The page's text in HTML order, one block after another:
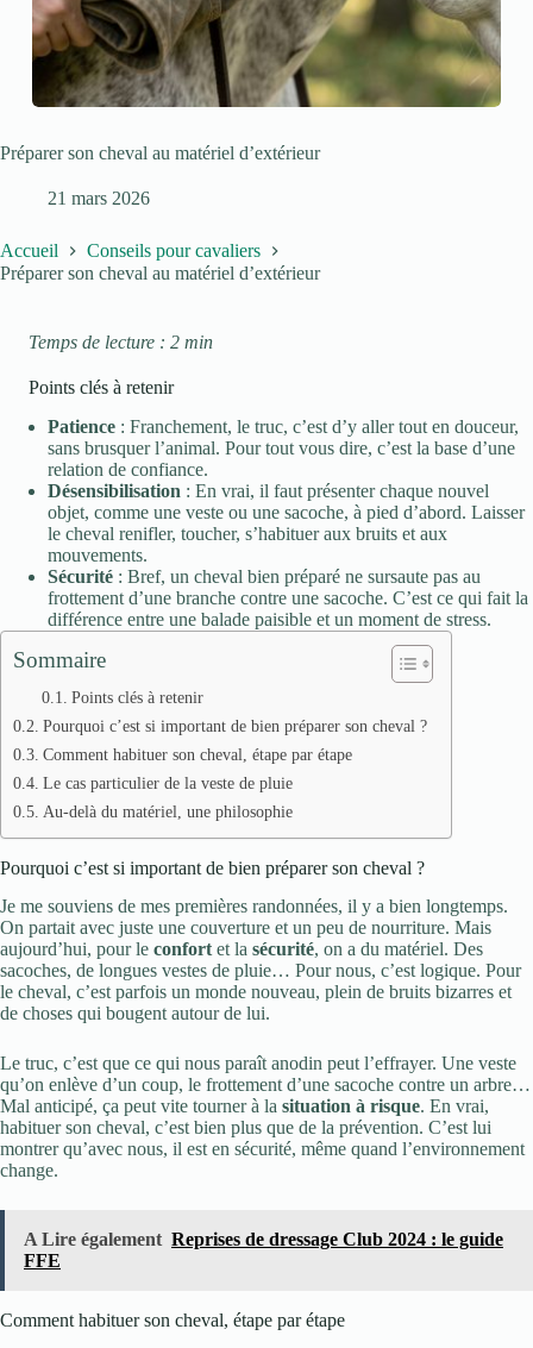
Préparer son cheval au matériel d’extérieur
21 mars 2026
Accueil
Conseils pour cavaliers
Préparer son cheval au matériel d’extérieur
Temps de lecture : 2 min
Points clés à retenir
Patience : Franchement, le truc, c’est d’y aller tout en douceur,
sans brusquer l’animal. Pour tout vous dire, c’est la base d’une
relation de confiance.
Désensibilisation : En vrai, il faut présenter chaque nouvel
objet, comme une veste ou une sacoche, à pied d’abord. Laisser
le cheval renifler, toucher, s’habituer aux bruits et aux
mouvements.
Sécurité : Bref, un cheval bien préparé ne sursaute pas au
frottement d’une branche contre une sacoche. C’est ce qui fait la
différence entre une balade paisible et un moment de stress.
Sommaire
Points clés à retenir
Pourquoi c’est si important de bien préparer son cheval ?
Comment habituer son cheval, étape par étape
Le cas particulier de la veste de pluie
Au-delà du matériel, une philosophie
Pourquoi c’est si important de bien préparer son cheval ?
Je me souviens de mes premières randonnées, il y a bien longtemps.
On partait avec juste une couverture et un peu de nourriture. Mais
aujourd’hui, pour le confortet la sécurité, on a du matériel. Des
sacoches, de longues vestes de pluie… Pour nous, c’est logique. Pour
le cheval, c’est parfois un monde nouveau, plein de bruits bizarres et
de choses qui bougent autour de lui.
Le truc, c’est que ce qui nous paraît anodin peut l’effrayer. Une veste
qu’on enlève d’un coup, le frottement d’une sacoche contre un arbre…
Mal anticipé, ça peut vite tourner à la situation à risque. En vrai,
habituer son cheval, c’est bien plus que de la prévention. C’est lui
montrer qu’avec nous, il est en sécurité, même quand l’environnement
change.
A Lire également Reprises de dressage Club 2024 : le guide
FFE
Comment habituer son cheval, étape par étape